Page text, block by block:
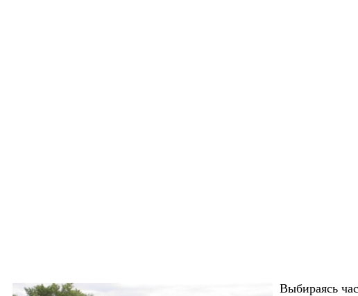
Выбираясь